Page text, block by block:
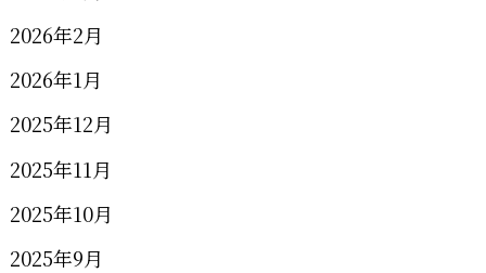
2026年2月
2026年1月
2025年12月
2025年11月
2025年10月
2025年9月